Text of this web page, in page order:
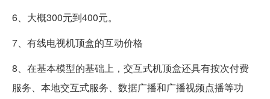
6、大概300元到400元。
7、有线电视机顶盒的互动价格
8、在基本模型的基础上，交互式机顶盒还具有按次付费
服务、本地交互式服务、数据广播和广播视频点播等功